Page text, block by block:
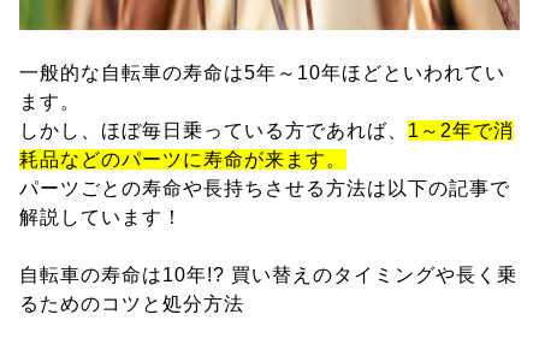
一般的な自転車の寿命は5年～10年ほどといわれてい
ます。
しかし、ほぼ毎日乗っている方であれば、 1～2年で消
耗品などのパーツに寿命が来ます。
パーツごとの寿命や長持ちさせる方法は以下の記事で
解説しています！
自転車の寿命は10年!? 買い替えのタイミングや長く乗
るためのコツと処分方法